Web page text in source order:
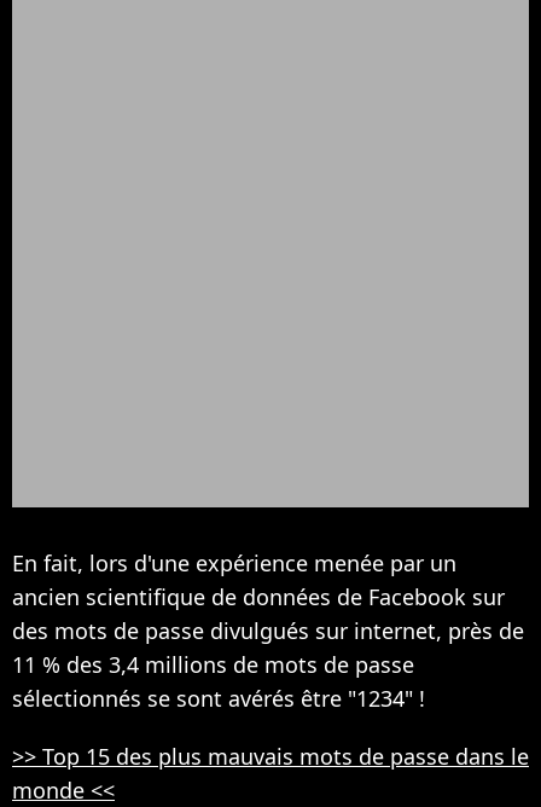
En fait, lors d'une expérience menée par un
ancien scientifique de données de Facebook sur
des mots de passe divulgués sur internet, près de
11 % des 3,4 millions de mots de passe
sélectionnés se sont avérés être "1234" !
>> Top 15 des plus mauvais mots de passe dans le
monde <<